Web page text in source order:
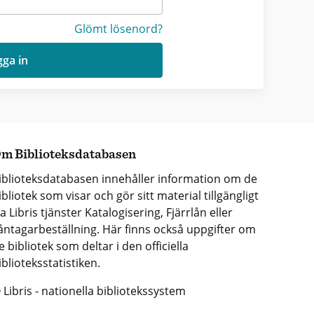
Glömt lösenord?
in
Biblioteksdatabasen
innehåller information om de
som visar och gör sitt material tillgängligt
Libris tjänster Katalogisering, Fjärrlån eller
Här finns också uppgifter om
bibliotek som deltar i den officiella
- nationella bibliotekssystem